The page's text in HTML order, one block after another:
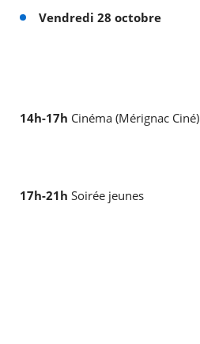
Vendredi 28 octobre
14h-17h Cinéma (Mérignac Ciné)
17h-21h Soirée jeunes